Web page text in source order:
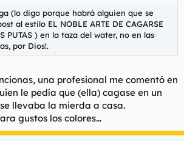
(lo digo porque habrá alguien que se
al estilo EL NOBLE ARTE DE CAGARSE
PUTAS ) en la taza del water, no en las
por Dios!.
una profesional me comentó en
le pedía que (ella) cagase en un
llevaba la mierda a casa.
gustos los colores...